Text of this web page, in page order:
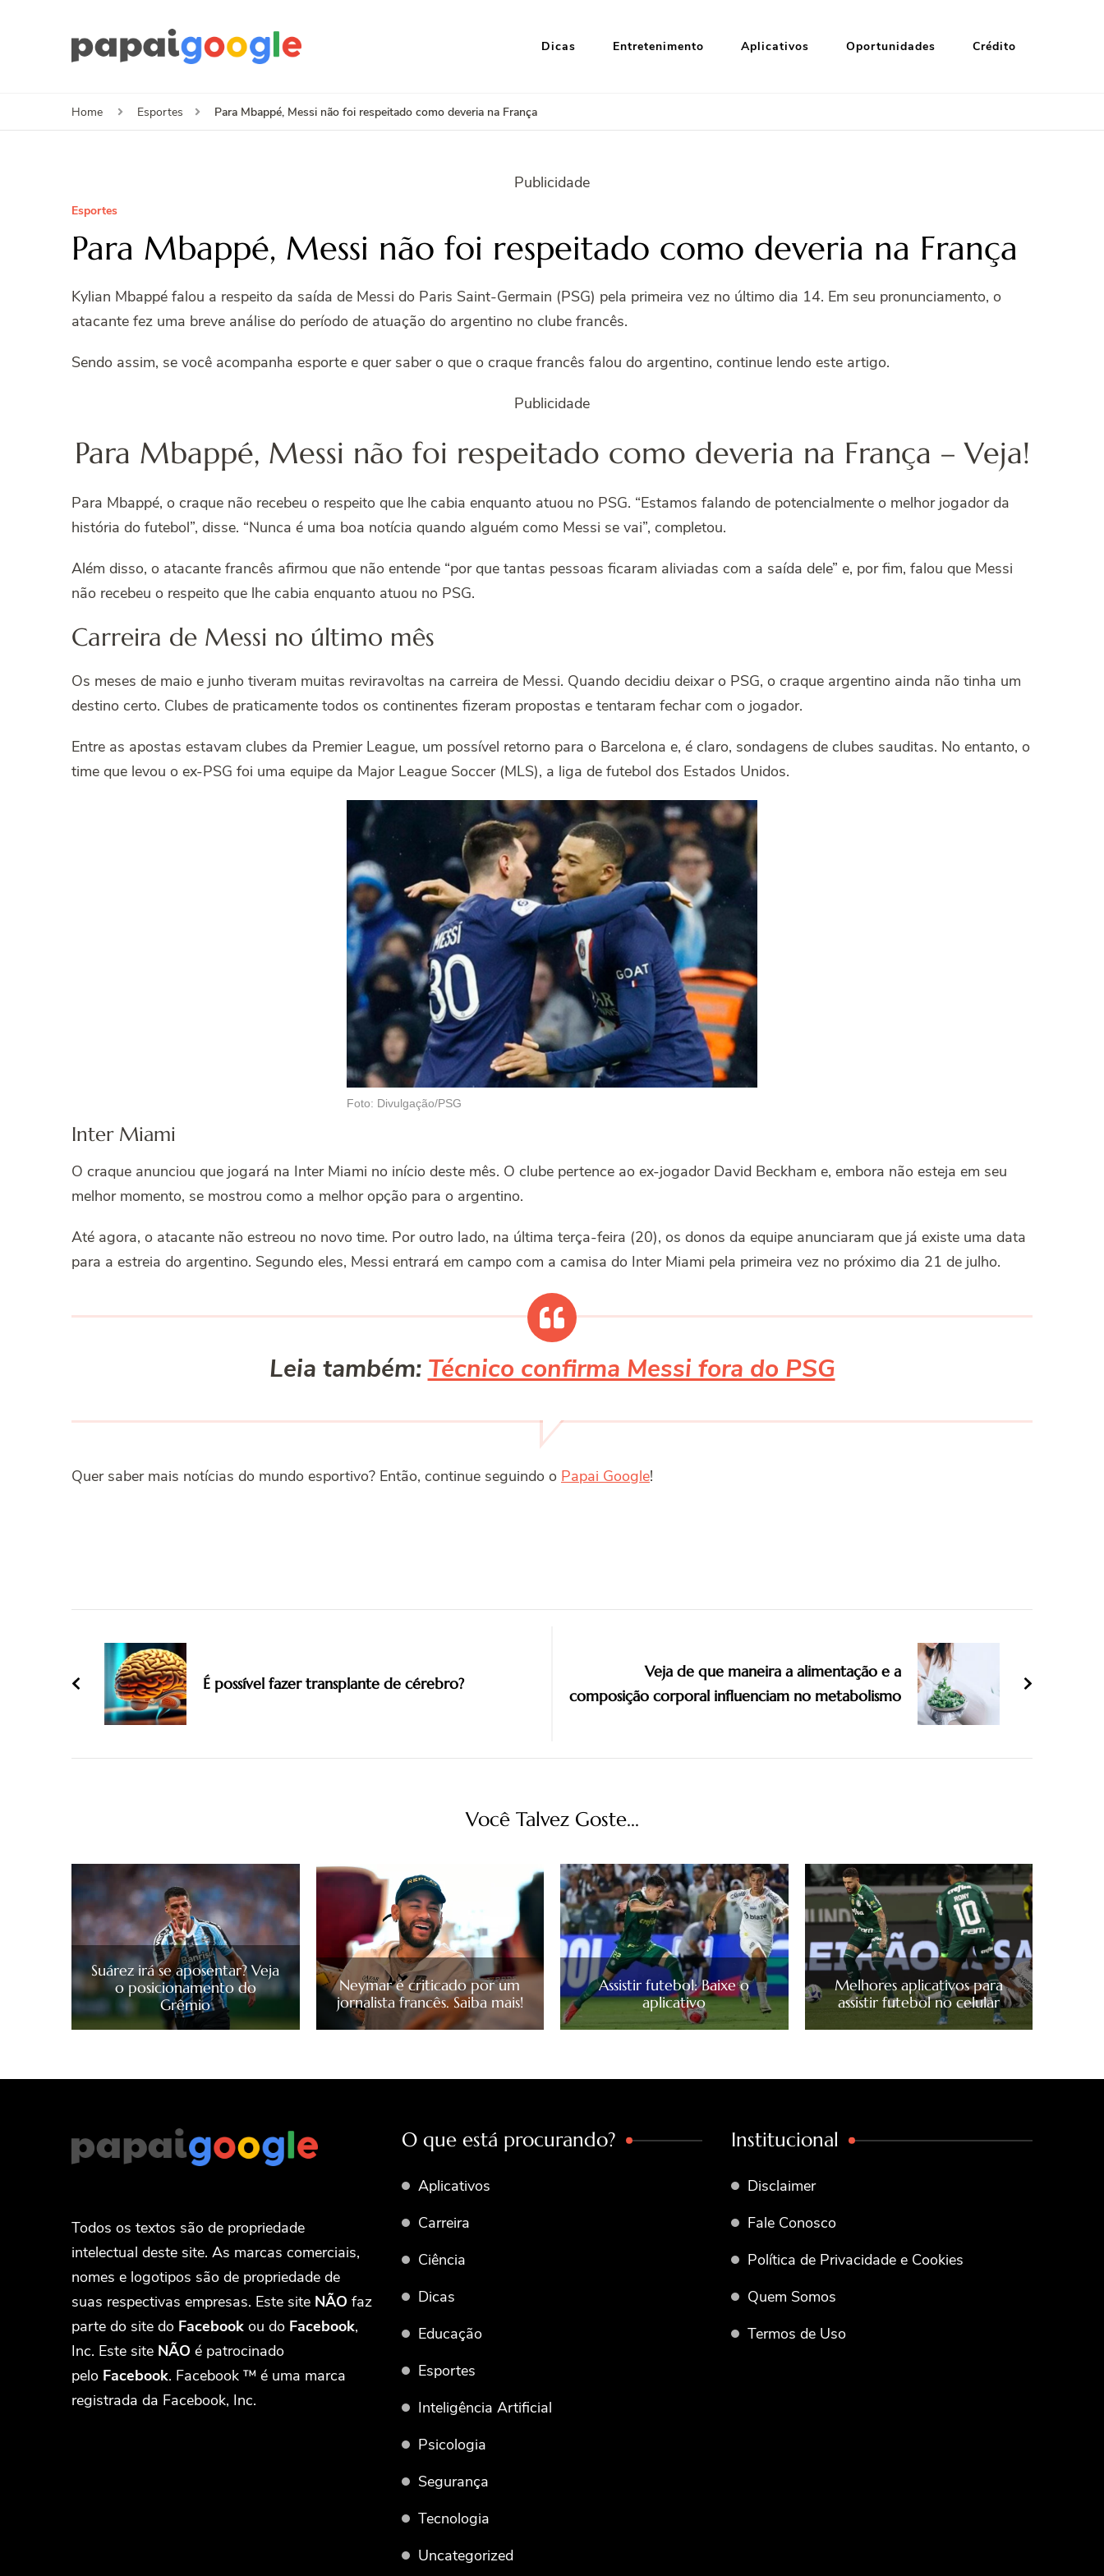
Dicas Entretenimento Aplicativos Oportunidades Crédito
Home Esportes Para Mbappé, Messi não foi respeitado como deveria na França
Publicidade
Esportes
Para Mbappé, Messi não foi respeitado como deveria na França
Kylian Mbappé falou a respeito da saída de Messi do Paris Saint-Germain (PSG) pela primeira vez no último dia 14. Em seu pronunciamento, o
atacante fez uma breve análise do período de atuação do argentino no clube francês.
Sendo assim, se você acompanha esporte e quer saber o que o craque francês falou do argentino, continue lendo este artigo.
Publicidade
Para Mbappé, Messi não foi respeitado como deveria na França – Veja!
Para Mbappé, o craque não recebeu o respeito que lhe cabia enquanto atuou no PSG. “Estamos falando de potencialmente o melhor jogador da
história do futebol”, disse. “Nunca é uma boa notícia quando alguém como Messi se vai”, completou.
Além disso, o atacante francês afirmou que não entende “por que tantas pessoas ficaram aliviadas com a saída dele” e, por fim, falou que Messi
não recebeu o respeito que lhe cabia enquanto atuou no PSG.
Carreira de Messi no último mês
Os meses de maio e junho tiveram muitas reviravoltas na carreira de Messi. Quando decidiu deixar o PSG, o craque argentino ainda não tinha um
destino certo. Clubes de praticamente todos os continentes fizeram propostas e tentaram fechar com o jogador.
Entre as apostas estavam clubes da Premier League, um possível retorno para o Barcelona e, é claro, sondagens de clubes sauditas. No entanto, o
time que levou o ex-PSG foi uma equipe da Major League Soccer (MLS), a liga de futebol dos Estados Unidos.
Foto: Divulgação/PSG
Inter Miami
O craque anunciou que jogará na Inter Miami no início deste mês. O clube pertence ao ex-jogador David Beckham e, embora não esteja em seu
melhor momento, se mostrou como a melhor opção para o argentino.
Até agora, o atacante não estreou no novo time. Por outro lado, na última terça-feira (20), os donos da equipe anunciaram que já existe uma data
para a estreia do argentino. Segundo eles, Messi entrará em campo com a camisa do Inter Miami pela primeira vez no próximo dia 21 de julho.
Leia também: Técnico confirma Messi fora do PSG
Quer saber mais notícias do mundo esportivo? Então, continue seguindo o Papai Google!
Navigation
É possível fazer transplante de cérebro?
Veja de que maneira a alimentação e a
composição corporal influenciam no metabolismo
Você Talvez Goste...
Suárez irá se aposentar? Veja
o posicionamento do
Grêmio
Neymar é criticado por um
jornalista francês. Saiba mais!
Assistir futebol: Baixe o
aplicativo
Melhores aplicativos para
assistir futebol no celular
Todos os textos são de propriedade
intelectual deste site. As marcas comerciais,
nomes e logotipos são de propriedade de
suas respectivas empresas. Este site NÃO faz
parte do site do Facebook ou do Facebook,
Inc. Este site NÃO é patrocinado
pelo Facebook. Facebook ™ é uma marca
registrada da Facebook, Inc.
O que está procurando?
Aplicativos
Carreira
Ciência
Dicas
Educação
Esportes
Inteligência Artificial
Psicologia
Segurança
Tecnologia
Uncategorized
Institucional
Disclaimer
Fale Conosco
Política de Privacidade e Cookies
Quem Somos
Termos de Uso